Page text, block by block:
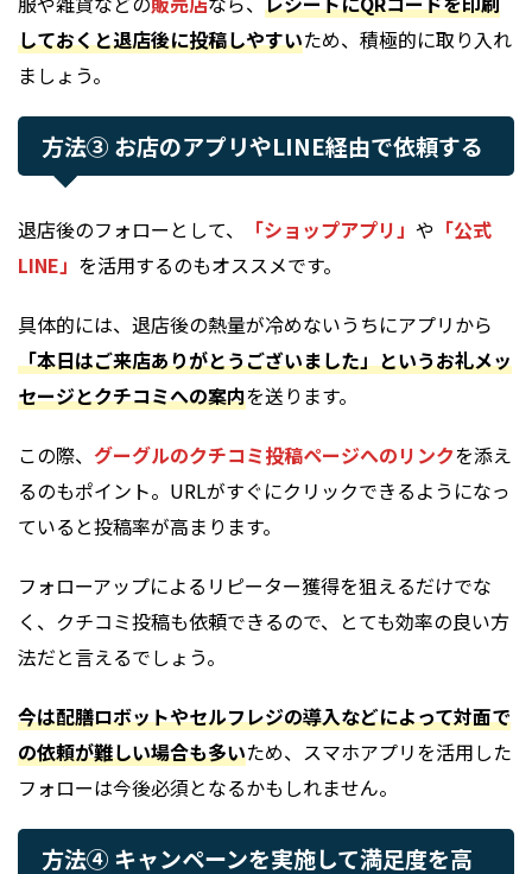
しておくと退店後に投稿しやすいため、積極的に取り入れ
ましょう。
方法③ お店のアプリやLINE経由で依頼する
退店後のフォローとして、 「ショップアプリ」 や 「公式
LINE」 を活用するのもオススメです。
具体的には、退店後の熱量が冷めないうちにアプリから
「本日はご来店ありがとうございました」というお礼メッ
セージとクチコミへの案内を送ります。
この際、 グーグルのクチコミ投稿ページへのリンクを添え
るのもポイント。URLがすぐにクリックできるようになっ
ていると投稿率が高まります。
フォローアップによるリピーター獲得を狙えるだけでな
く、クチコミ投稿も依頼できるので、とても効率の良い方
法だと言えるでしょう。
今は配膳ロボットやセルフレジの導入などによって対面で
の依頼が難しい場合も多いため、スマホアプリを活用した
フォローは今後必須となるかもしれません。
方法④ キャンペーンを実施して満足度を高